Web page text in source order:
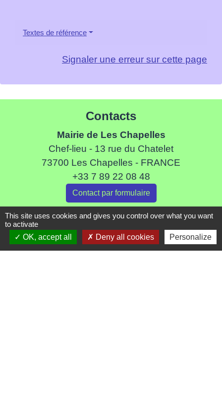
Textes de référence
Signaler une erreur sur cette page
Contacts
Mairie de Les Chapelles
Chef-lieu - 13 rue du Chatelet
73700 Les Chapelles - FRANCE
+33 7 89 22 08 48
Contact par formulaire
Liens
Communauté de Commune de Haute Tarentaise
This site uses cookies and gives you control over what you want
to activate
OK, accept all
Deny all cookies Personalize